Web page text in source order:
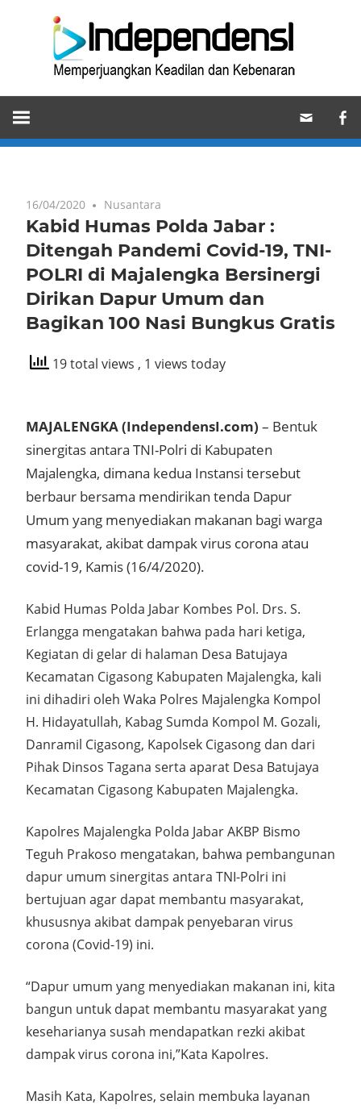
Memperjuangkan
Keadilan
dan
16/04/2020 Nusantara
Kabid Humas Polda Jabar :
Ditengah Pandemi Covid-19, TNI-
POLRI di Majalengka Bersinergi
Dirikan Dapur Umum dan
Bagikan 100 Nasi Bungkus Gratis
19 total views , 1 views today
MAJALENGKA (IndependensI.com) – Bentuk
sinergitas antara TNI-Polri di Kabupaten
Majalengka, dimana kedua Instansi tersebut
berbaur bersama mendirikan tenda Dapur
Umum yang menyediakan makanan bagi warga
masyarakat, akibat dampak virus corona atau
covid-19, Kamis (16/4/2020).
Kabid Humas Polda Jabar Kombes Pol. Drs. S.
Erlangga mengatakan bahwa pada hari ketiga,
Kegiatan di gelar di halaman Desa Batujaya
Kecamatan Cigasong Kabupaten Majalengka, kali
ini dihadiri oleh Waka Polres Majalengka Kompol
H. Hidayatullah, Kabag Sumda Kompol M. Gozali,
Danramil Cigasong, Kapolsek Cigasong dan dari
Pihak Dinsos Tagana serta aparat Desa Batujaya
Kecamatan Cigasong Kabupaten Majalengka.
Kapolres Majalengka Polda Jabar AKBP Bismo
Teguh Prakoso mengatakan, bahwa pembangunan
dapur umum sinergitas antara TNI-Polri ini
bertujuan agar dapat membantu masyarakat,
khususnya akibat dampak penyebaran virus
corona (Covid-19) ini.
“Dapur umum yang menyediakan makanan ini, kita
bangun untuk dapat membantu masyarakat yang
keseharianya susah mendapatkan rezki akibat
dampak virus corona ini,”Kata Kapolres.
Masih Kata, Kapolres, selain membuka layanan